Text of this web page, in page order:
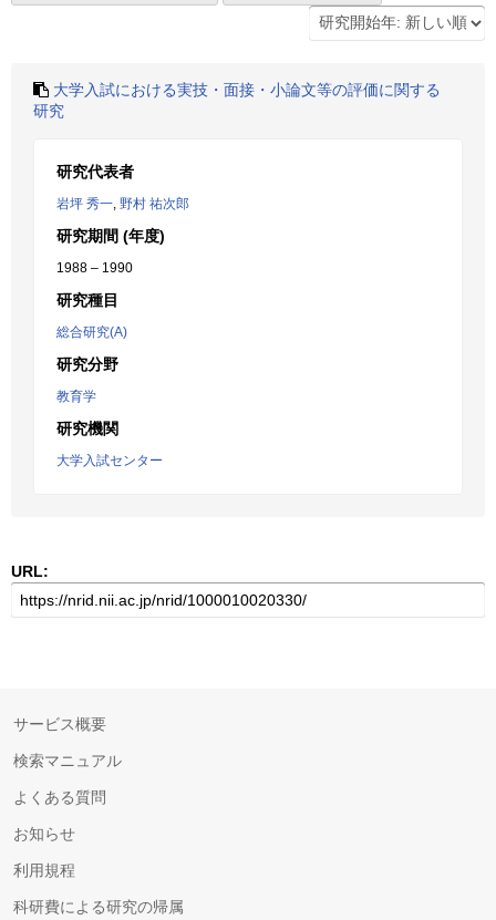
大学入試における実技・面接・小論文等の評価に関する
研究
研究代表者
岩坪 秀一, 野村 祐次郎
研究期間 (年度)
1988 – 1990
研究種目
総合研究(A)
研究分野
教育学
研究機関
大学入試センター
URL:
サービス概要
検索マニュアル
よくある質問
お知らせ
利用規程
科研費による研究の帰属